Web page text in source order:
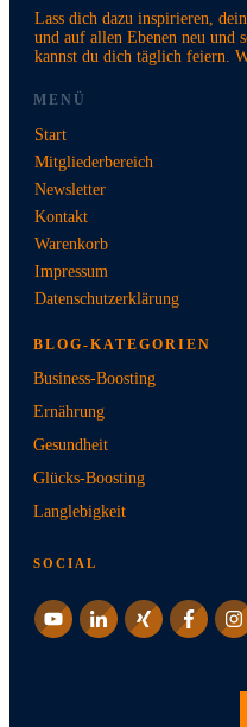
Lass dich dazu inspirieren,
und auf allen Ebenen neu und
kannst du dich täglich feiern.
MENÜ
Start
Mitgliederbereich
Newsletter
Kontakt
Warenkorb
Impressum
Datenschutzerklärung
BLOG-KATEGORIEN
Business-Boosting
Ernährung
Gesundheit
Glücks-Boosting
Langlebigkeit
SOCIAL